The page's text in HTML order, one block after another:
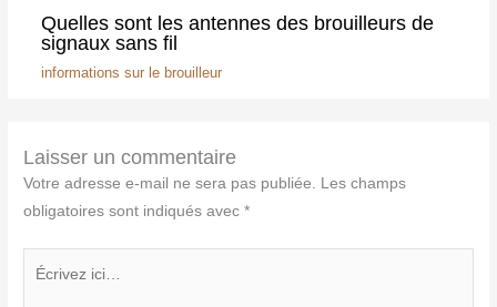
Quelles sont les antennes des brouilleurs de
signaux sans fil
informations sur le brouilleur
Laisser un commentaire
Votre adresse e-mail ne sera pas publiée. Les champs
obligatoires sont indiqués avec*